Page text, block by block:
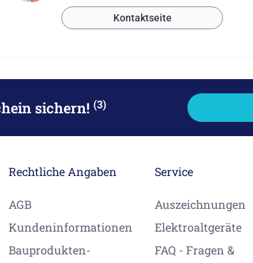
Kontaktseite
sichern! (3)
Rechtliche Angaben
AGB
Kundeninformationen
Bauprodukten-
Service
Auszeichnungen
Elektroaltgeräte
FAQ - Fragen &